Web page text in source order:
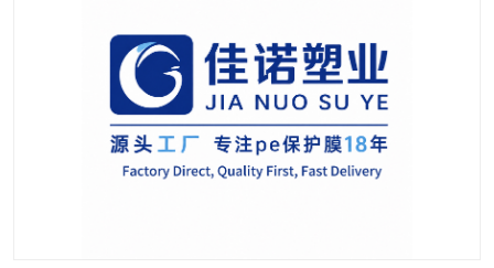
黑白保护膜 乳白保护膜
明蓝保护膜 纯黑保护膜
印字保护膜 彩钢板保护膜